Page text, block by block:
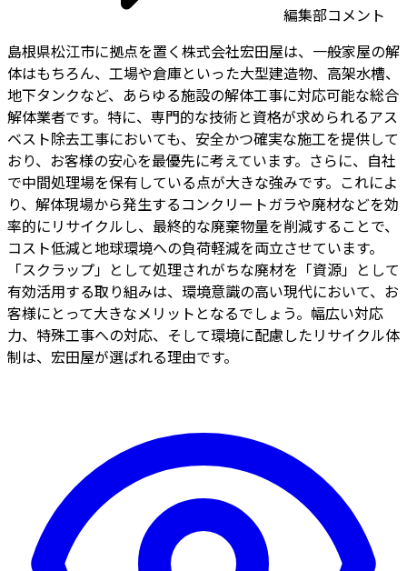
編集部コメント
島根県松江市に拠点を置く株式会社宏田屋は、一般家屋の解
体はもちろん、工場や倉庫といった大型建造物、高架水槽、
地下タンクなど、あらゆる施設の解体工事に対応可能な総合
解体業者です。特に、専門的な技術と資格が求められるアス
ベスト除去工事においても、安全かつ確実な施工を提供して
おり、お客様の安心を最優先に考えています。さらに、自社
で中間処理場を保有している点が大きな強みです。これによ
り、解体現場から発生するコンクリートガラや廃材などを効
率的にリサイクルし、最終的な廃棄物量を削減することで、
コスト低減と地球環境への負荷軽減を両立させています。
「スクラップ」として処理されがちな廃材を「資源」として
有効活用する取り組みは、環境意識の高い現代において、お
客様にとって大きなメリットとなるでしょう。幅広い対応
力、特殊工事への対応、そして環境に配慮したリサイクル体
制は、宏田屋が選ばれる理由です。